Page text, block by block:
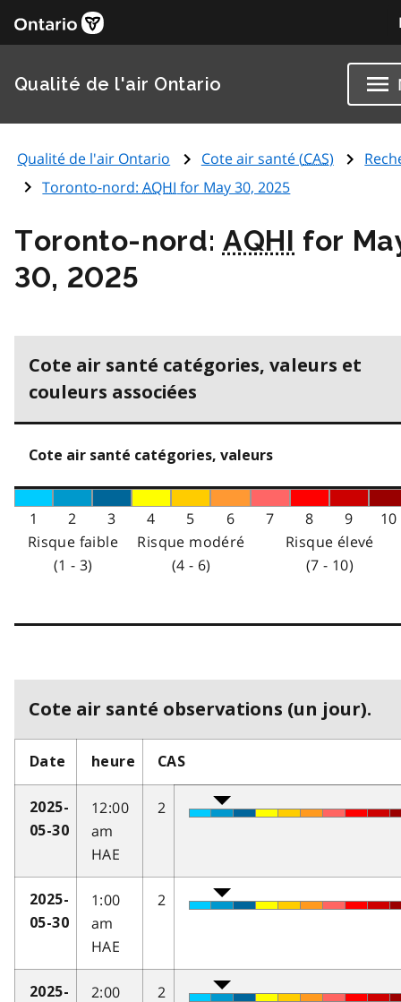
Qualité de l'air Ontario
Qualité de l'air Ontario Cote air santé (CAS)
Toronto-nord:AQHI for May 30, 2025
Toronto-nord: AQHI for
30, 2025
Cote air santé catégories, valeurs et
couleurs associées
Cote air santé catégories, valeurs
1 2 3 4 5 6 7 8 9
10
Risque faible
(1 - 3)
Risque modéré
(4 - 6)
Risque élevé
(7 - 10)
Cote air santé observations (un jour).
Date heure CAS
2025-
05-30
12:00
am
HAE
2
2025-
05-30
1:00
am
HAE
2
2025-
2:00
2